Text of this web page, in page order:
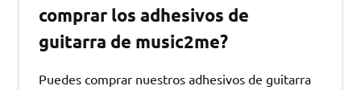
comprar los adhesivos de
guitarra de music2me?
Puedes comprar nuestros adhesivos de guitarra